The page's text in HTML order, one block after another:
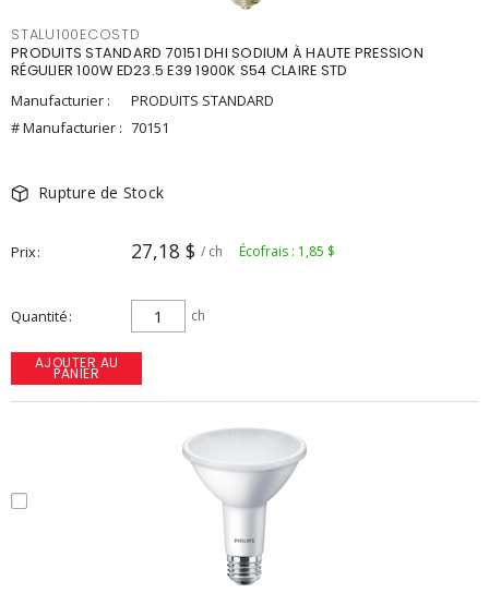
STALU100ECOSTD
PRODUITS STANDARD 70151 DHI SODIUM À HAUTE PRESSION
RÉGULIER 100W ED23.5 E39 1900K S54 CLAIRE STD
Manufacturier :
PRODUITS STANDARD
# Manufacturier : 70151
Rupture de Stock
Prix 27,18 $ / ch Écofrais : 1,85 $
Quantité ch
AJOUTER AU
PANIER